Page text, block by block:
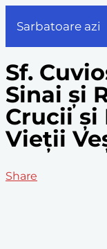
Sarbatoare azi
Sf.
Sinai și
Crucii
Vieții
Share